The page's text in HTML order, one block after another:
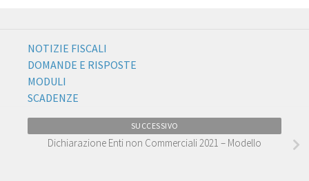
NOTIZIE FISCALI
DOMANDE E RISPOSTE
MODULI
SCADENZE
SUCCESSIVO
Dichiarazione Enti non Commerciali 2021 – Modello